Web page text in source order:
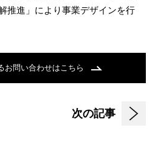
推進」により事業デザインを行
お問い合わせはこちら
次の記事